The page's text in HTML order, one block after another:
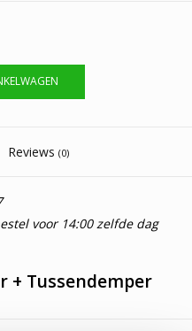
Reviews (0)
voor 14:00 zelfde dag
+ Tussendemper